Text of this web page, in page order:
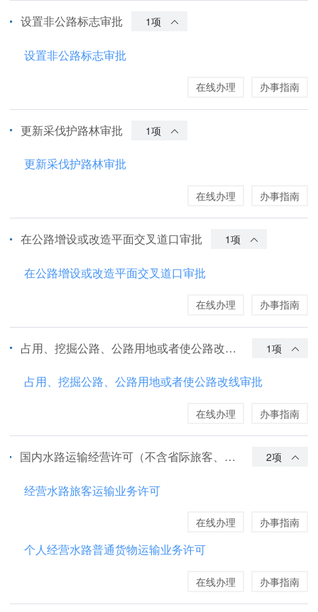
设置非公路标志审批 1项
设置非公路标志审批
在线办理 办事指南
更新采伐护路林审批 1项
更新采伐护路林审批
在线办理 办事指南
在公路增设或改造平面交叉道口审批 1项
在公路增设或改造平面交叉道口审批
在线办理 办事指南
占用、挖掘公路、公路用地或者使公路改线审批 1项
占用、挖掘公路、公路用地或者使公路改线审批
在线办理 办事指南
国内水路运输经营许可（不含省际旅客、危险品货物水路运输许可） 2项
经营水路旅客运输业务许可
在线办理 办事指南
个人经营水路普通货物运输业务许可
在线办理 办事指南